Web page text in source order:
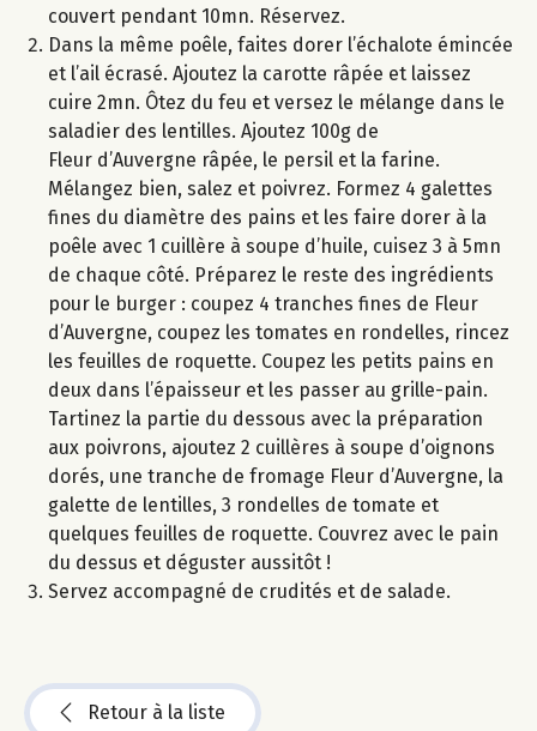
couvert pendant 10mn. Réservez.
Dans la même poêle, faites dorer l’échalote émincée
et l’ail écrasé. Ajoutez la carotte râpée et laissez
cuire 2mn. Ôtez du feu et versez le mélange dans le
saladier des lentilles. Ajoutez 100g de
Fleur d’Auvergne râpée, le persil et la farine.
Mélangez bien, salez et poivrez. Formez 4 galettes
fines du diamètre des pains et les faire dorer à la
poêle avec 1 cuillère à soupe d’huile, cuisez 3 à 5mn
de chaque côté. Préparez le reste des ingrédients
pour le burger : coupez 4 tranches fines de Fleur
d’Auvergne, coupez les tomates en rondelles, rincez
les feuilles de roquette. Coupez les petits pains en
deux dans l’épaisseur et les passer au grille-pain.
Tartinez la partie du dessous avec la préparation
aux poivrons, ajoutez 2 cuillères à soupe d’oignons
dorés, une tranche de fromage Fleur d’Auvergne, la
galette de lentilles, 3 rondelles de tomate et
quelques feuilles de roquette. Couvrez avec le pain
du dessus et déguster aussitôt !
Servez accompagné de crudités et de salade.
Retour à la liste